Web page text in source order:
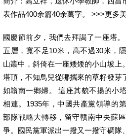
表作品400余篇40余萬字。 >>>更多
國慶節前夕，我們去拜謁了一座塔
五層，寬不足10米，高不過30米，
山叢中，斜倚在一座矮矮的小山坡上
塔頂，不知鳥兒從哪攜來的草籽發芽
如贛南一鄉婦。 這座其貌不揚的小
相連。1935年，中國共產黨領導的
部隊戰略大轉移，留守贛南中央蘇
爭。國民黨軍派出一撥又一撥守碉隊